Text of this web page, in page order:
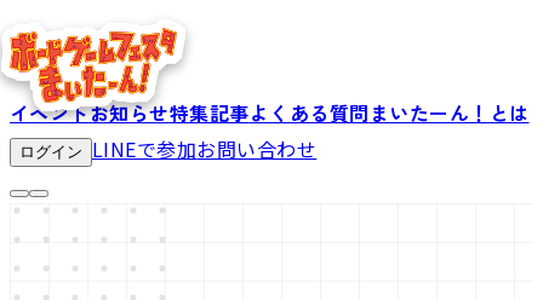
イベントお知らせ特集記事よくある質問 まいたーん！とは
ログイン LINEで参加お問い合わせ